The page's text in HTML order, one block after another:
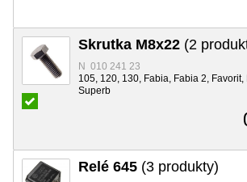
Skrutka M8x22 (2
N 010 241 23
105, 120, 130, Fabia, Fabia 2,
Superb
Relé 645 (3 produkty)